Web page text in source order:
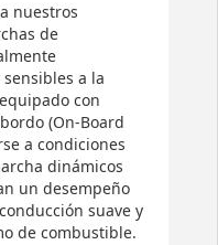
nuestros
de
a la
con
(On-Board
a condiciones
dinámicos
un desempeño
suave y
de combustible.